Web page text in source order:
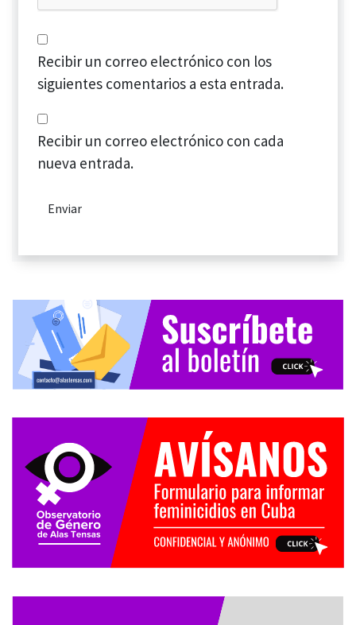
Recibir un correo electrónico con los
siguientes comentarios a esta entrada.
Recibir un correo electrónico con cada
nueva entrada.